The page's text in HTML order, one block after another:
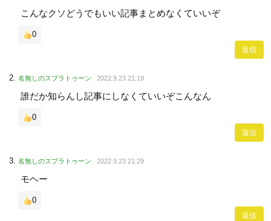
こんなクソどうでもいい記事まとめなくていいぞ
0
返信
名無しのスプラトゥーン 2022.9.23 21:19
誰だか知らんし記事にしなくていいぞこんなん
0
返信
名無しのスプラトゥーン 2022.9.23 21:29
モヘー
0
返信